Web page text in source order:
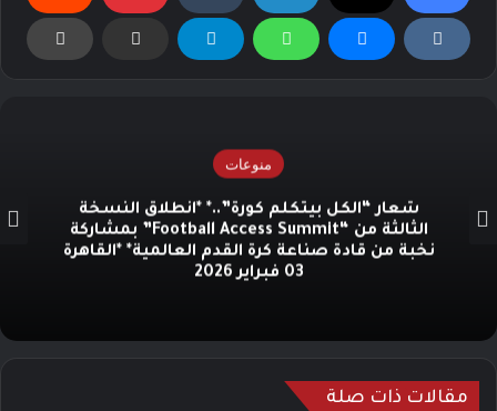
منوعات
شعار “الكل بيتكلم كورة”..* *انطلاق النسخة
الثالثة من “Football Access Summit” بمشاركة
نخبة من قادة صناعة كرة القدم العالمية* *القاهرة
03 فبراير 2026
مقالات ذات صلة